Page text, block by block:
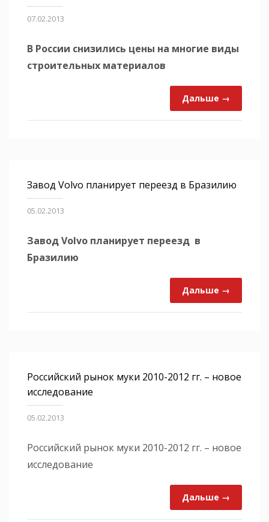
07.02.2013
В России снизились цены на многие виды
строительных материалов
Дальше →
Завод Volvo планирует переезд в Бразилию
05.02.2013
Завод Volvo планирует переезд в
Бразилию
Дальше →
Российский рынок муки 2010-2012 гг. – новое
исследование
05.02.2013
Российский рынок муки 2010-2012 гг. – новое
исследование
Дальше →